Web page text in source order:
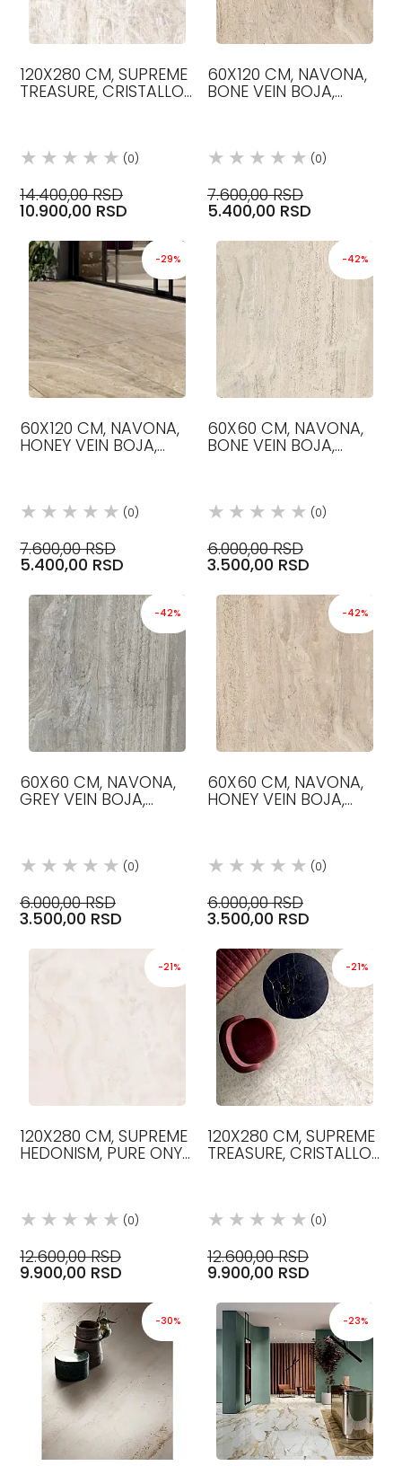
120X280 CM, SUPREME
TREASURE, CRISTALLO
(0)
14.400,00 RSD
10.900,00 RSD
60X120 CM, NAVONA,
BONE VEIN BOJA,
(0)
7.600,00 RSD
5.400,00 RSD
-29%
60X120 CM, NAVONA,
HONEY VEIN BOJA,
(0)
7.600,00 RSD
5.400,00 RSD
-42%
60X60 CM, NAVONA,
BONE VEIN BOJA,
(0)
6.000,00 RSD
3.500,00 RSD
-42%
60X60 CM, NAVONA,
GREY VEIN BOJA,
(0)
6.000,00 RSD
3.500,00 RSD
-42%
60X60 CM, NAVONA,
HONEY VEIN BOJA,
(0)
6.000,00 RSD
3.500,00 RSD
-21%
120X280 CM, SUPREME
HEDONISM, PURE ONYX
(0)
12.600,00 RSD
9.900,00 RSD
-21%
120X280 CM, SUPREME
TREASURE, CRISTALLO
(0)
12.600,00 RSD
9.900,00 RSD
-30% -23%